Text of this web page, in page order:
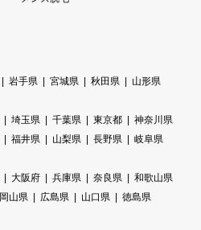
岩手県 宮城県 秋田県
山形県
埼玉県 千葉県 東京都
神奈川県
福井県 山梨県 長野県
岐阜県
大阪府 兵庫県 奈良県
和歌山県
岡山県 広島県 山口県
徳島県